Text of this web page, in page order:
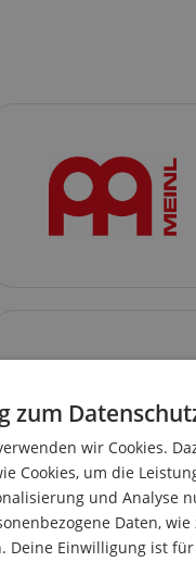
zum
wir Cookies.
Cookies, um die
und Analyse
Daten, wie
Deine Einwilligung ist